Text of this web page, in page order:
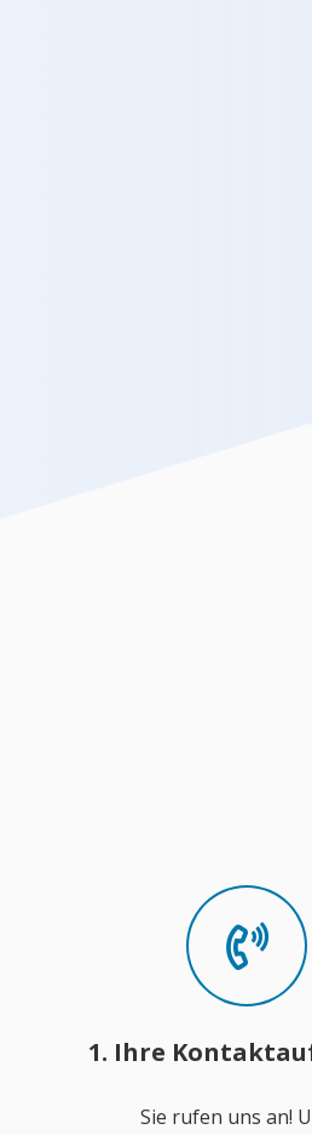
1. Ihre
Sie rufen uns an!